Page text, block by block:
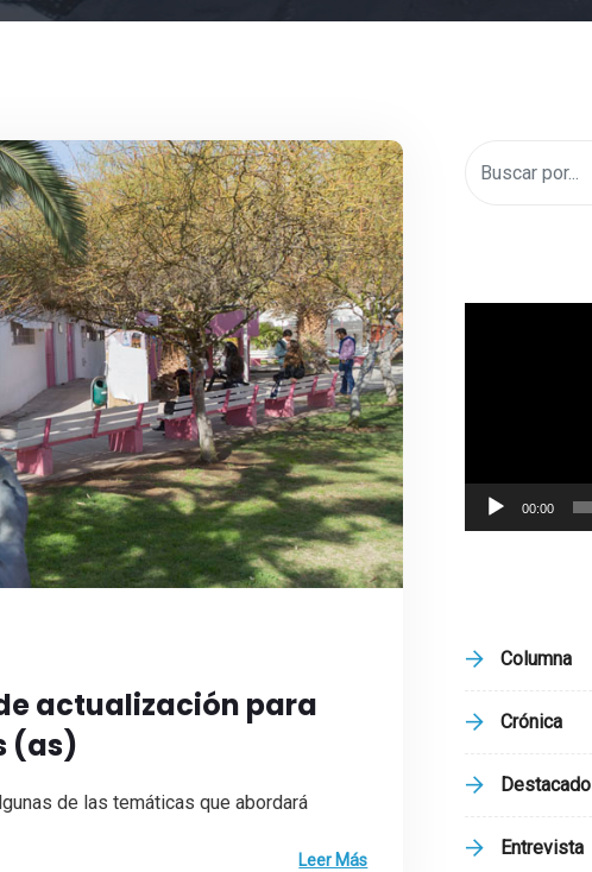
actualización para
(as)
de las temáticas que abordará
Leer Más
00:00
Columna
Crónica
Destacado
Entrevista